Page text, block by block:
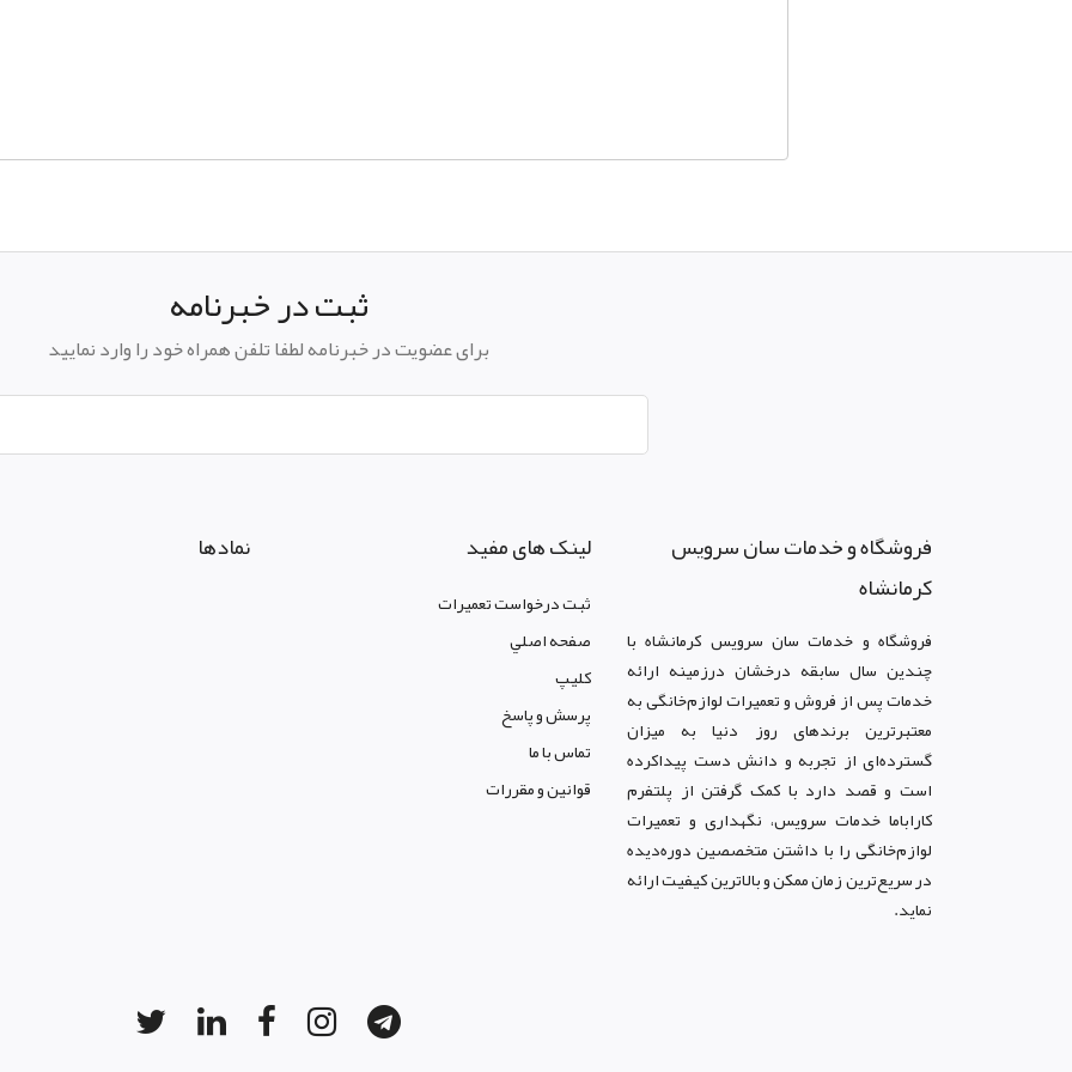
ثبت در خبرنامه
برای عضویت در خبرنامه لطفا تلفن همراه خود را وارد نمایید
فروشگاه و خدمات سان سرويس
کرمانشاه
فروشگاه و خدمات سان سرويس کرمانشاه با
چندین سال سابقه درخشان درزمینه ارائه
خدمات پس از فروش و تعمیرات لوازم‌خانگی به
معتبرترین برندهای روز دنیا به میزان
گسترده‌ای از تجربه و دانش دست پیداکرده
است و قصد دارد با کمک گرفتن از پلتفرم
کاراباما خدمات سرویس، نگهداری و تعمیرات
لوازم‌خانگی را با داشتن متخصصین دوره‌دیده
در سریع‌ترین زمان ممکن و بالاترین کیفیت ارائه
نماید.
لینک های مفید
ثبت درخواست تعمیرات
صفحه اصلي
کليپ
پرسش و پاسخ
تماس با ما
قوانين و مقررات
نمادها